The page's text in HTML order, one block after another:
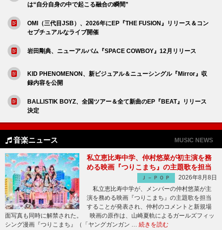
は“自分自身の中で起こる融合の瞬間”
OMI（三代目JSB）、2026年にEP『THE FUSION』リリース＆コン
セプチュアルなライブ開催
岩田剛典、ニューアルバム『SPACE COWBOY』12月リリース
KID PHENOMENON、新ビジュアル＆ニューシングル『Mirror』収
録内容を公開
BALLISTIK BOYZ、全国ツアー＆全て新曲のEP『BEAT』リリース
決定
音楽ニュース MUSIC NEWS
私立恵比寿中学、仲村悠菜が初主演を務
める映画『つりこまち』の主題歌を担当
Ｊ－ＰＯＰ
2026年8月8日
私立恵比寿中学が、メンバーの仲村悠菜が主
演を務める映画『つりこまち』の主題歌を担当
することが発表され、仲村のコメントと新規場
面写真も同時に解禁された。 映画の原作は、山崎夏軌によるガールズフィッ
シング漫画『つりこまち』（「ヤングガンガン … 続きを読む